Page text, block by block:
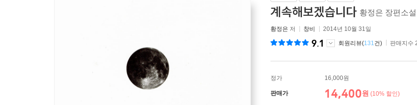
계속해보겠습니다 황정은 장편소설
황정은 저 창비 2014년 10월 31일
9.1 회원리뷰(131건) 판매지수
정가 16,000원
판매가 14,400원 (10% 할인)